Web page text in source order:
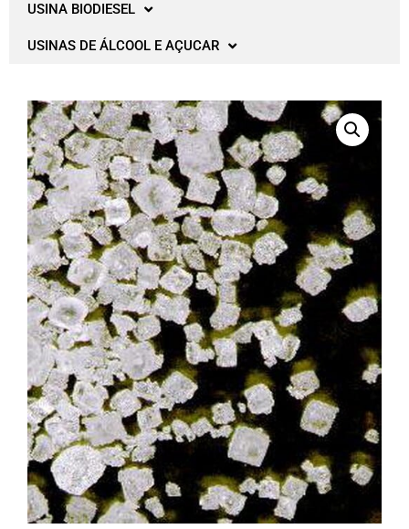
USINA BIODIESEL
USINAS DE ÁLCOOL E AÇUCAR